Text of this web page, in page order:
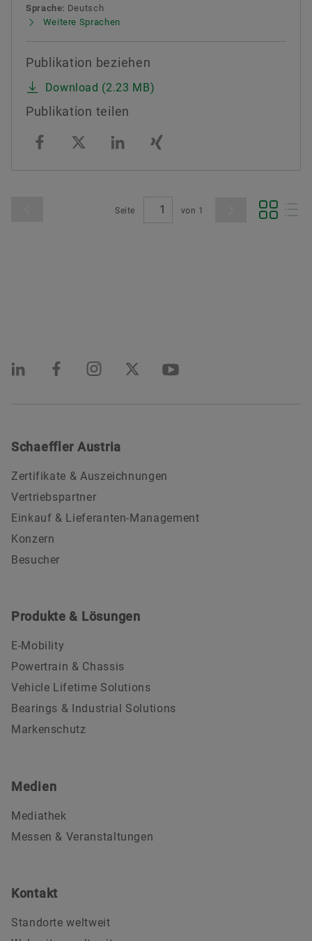
Sprache: Deutsch
Weitere Sprachen
Publikation beziehen
Download (2.23 MB)
Publikation teilen
Seite von 1
Schaeffler Austria
Zertifikate & Auszeichnungen
Vertriebspartner
Einkauf & Lieferanten-Management
Konzern
Besucher
Produkte & Lösungen
E-Mobility
Powertrain & Chassis
Vehicle Lifetime Solutions
Bearings & Industrial Solutions
Markenschutz
Medien
Mediathek
Messen & Veranstaltungen
Kontakt
Standorte weltweit